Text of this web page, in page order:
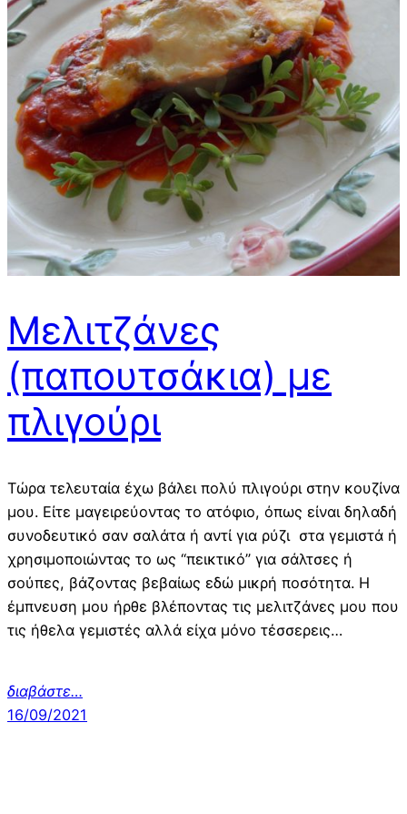
Μελιτζάνες
(παπουτσάκια) με
πλιγούρι
Τώρα τελευταία έχω βάλει πολύ πλιγούρι στην κουζίνα
μου. Είτε μαγειρεύοντας το ατόφιο, όπως είναι δηλαδή
συνοδευτικό σαν σαλάτα ή αντί για ρύζι στα γεμιστά ή
χρησιμοποιώντας το ως “πεικτικό” για σάλτσες ή
σούπες, βάζοντας βεβαίως εδώ μικρή ποσότητα. Η
έμπνευση μου ήρθε βλέποντας τις μελιτζάνες μου που
τις ήθελα γεμιστές αλλά είχα μόνο τέσσερεις…
διαβάστε…
16/09/2021